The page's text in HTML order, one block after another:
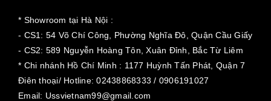
* Showroom tại Hà Nội :
- CS1: 54 Võ Chí Công, Phường Nghĩa Đô, Quận Cầu Giấy
- CS2: 589 Nguyễn Hoàng Tôn, Xuân Đỉnh, Bắc Từ Liêm
* Chi nhánh Hồ Chí Minh : 1177 Huỳnh Tấn Phát, Quận 7
Điên thoại/ Hotline: 02438868333 / 0906191027
Email: Ussvietnam99@gmail.com